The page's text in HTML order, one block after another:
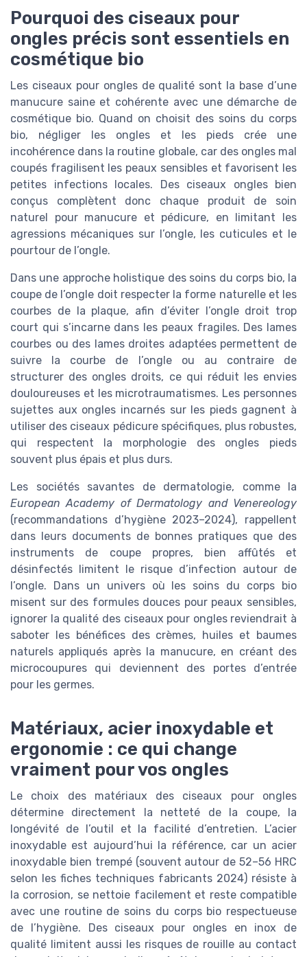
Pourquoi des ciseaux pour
ongles précis sont essentiels en
cosmétique bio
Les ciseaux pour ongles de qualité sont la base d’une
manucure saine et cohérente avec une démarche de
cosmétique bio. Quand on choisit des soins du corps
bio, négliger les ongles et les pieds crée une
incohérence dans la routine globale, car des ongles mal
coupés fragilisent les peaux sensibles et favorisent les
petites infections locales. Des ciseaux ongles bien
conçus complètent donc chaque produit de soin
naturel pour manucure et pédicure, en limitant les
agressions mécaniques sur l’ongle, les cuticules et le
pourtour de l’ongle.
Dans une approche holistique des soins du corps bio, la
coupe de l’ongle doit respecter la forme naturelle et les
courbes de la plaque, afin d’éviter l’ongle droit trop
court qui s’incarne dans les peaux fragiles. Des lames
courbes ou des lames droites adaptées permettent de
suivre la courbe de l’ongle ou au contraire de
structurer des ongles droits, ce qui réduit les envies
douloureuses et les microtraumatismes. Les personnes
sujettes aux ongles incarnés sur les pieds gagnent à
utiliser des ciseaux pédicure spécifiques, plus robustes,
qui respectent la morphologie des ongles pieds
souvent plus épais et plus durs.
Les sociétés savantes de dermatologie, comme la
European Academy of Dermatology and Venereology
(recommandations d’hygiène 2023–2024), rappellent
dans leurs documents de bonnes pratiques que des
instruments de coupe propres, bien affûtés et
désinfectés limitent le risque d’infection autour de
l’ongle. Dans un univers où les soins du corps bio
misent sur des formules douces pour peaux sensibles,
ignorer la qualité des ciseaux pour ongles reviendrait à
saboter les bénéfices des crèmes, huiles et baumes
naturels appliqués après la manucure, en créant des
microcoupures qui deviennent des portes d’entrée
pour les germes.
Matériaux, acier inoxydable et
ergonomie : ce qui change
vraiment pour vos ongles
Le choix des matériaux des ciseaux pour ongles
détermine directement la netteté de la coupe, la
longévité de l’outil et la facilité d’entretien. L’acier
inoxydable est aujourd’hui la référence, car un acier
inoxydable bien trempé (souvent autour de 52–56 HRC
selon les fiches techniques fabricants 2024) résiste à
la corrosion, se nettoie facilement et reste compatible
avec une routine de soins du corps bio respectueuse
de l’hygiène. Des ciseaux pour ongles en inox de
qualité limitent aussi les risques de rouille au contact